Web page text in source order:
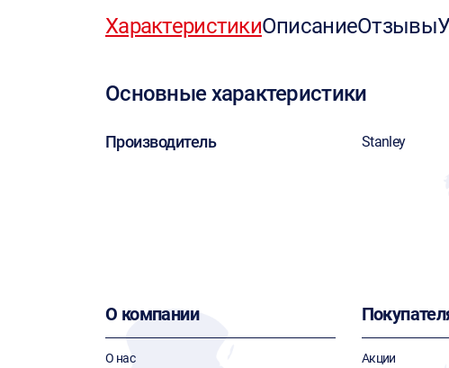
ХарактеристикиОписаниеОтзывы
Основные характеристики
Производитель Stanley
О компании
О нас
Акции